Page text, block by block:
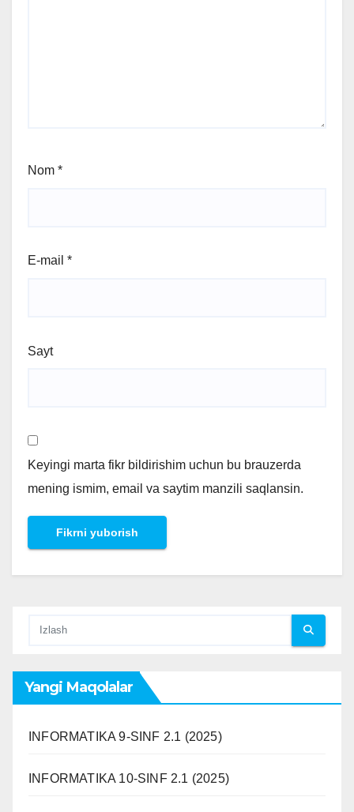
Nom *
E-mail *
Sayt
Keyingi marta fikr bildirishim uchun bu brauzerda
mening ismim, email va saytim manzili saqlansin.
Yangi Maqolalar
INFORMATIKA 9-SINF 2.1 (2025)
INFORMATIKA 10-SINF 2.1 (2025)